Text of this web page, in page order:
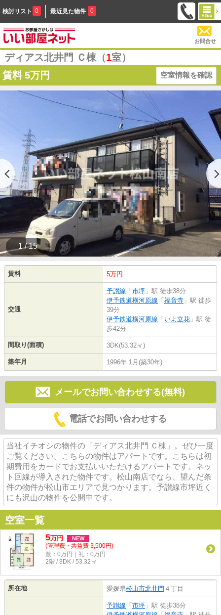
検討リスト 0 最近見た物件 0
お問合せ
ディアス北井門 Ｃ棟（1室）
賃料 5万円 空室情報を確認
1 / 15
賃料 5万円
交通
予讃線 「 市坪 」駅 徒歩38分
伊予鉄道横河原線 「 福音寺 」駅 徒歩
39分
伊予鉄道横河原線 「 いよ立花 」駅 徒
歩42分
間取り(面積) 3DK(53.32㎡)
築年月 1996年 1月(築30年)
メールでお問い合わせする(無料)
電話でお問い合わせする
当社イチオシの物件の「ディアス北井門 Ｃ棟」。ぜひ一度
ご覧ください。こちらの物件はアパートです。こちらは初
期費用をカードでお支払いいただけるアパートです。ネッ
ト回線が導入された物件です。松山南店でなら、望んだ条
件の物件が松山市エリアで見つかります。予讃線市坪近く
にも沢山の物件を公開中です。
空室一覧
5万円 NEW
(管理費・共益費 3,500円)
敷：0万円｜礼：0万円
2階 / 3DK / 53.32㎡
所在地 愛媛県松山市北井門 ４丁目
予讃線 「 市坪 」駅 徒歩38分